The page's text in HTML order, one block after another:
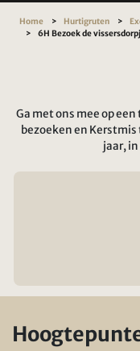
Home Hurtigruten
6H Bezoek de
Ga met ons mee op
bezoeken en
jaar,